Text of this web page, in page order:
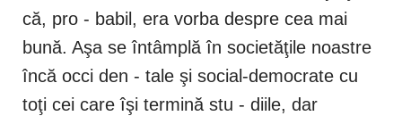
că, pro - babil, era vorba despre cea mai
bună. Aşa se întâmplă în societăţile noastre
încă occi den - tale şi social-democrate cu
toţi cei care îşi termină stu - diile, dar